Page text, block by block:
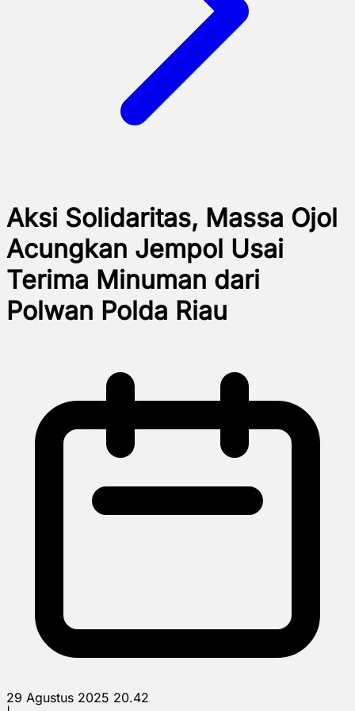
Aksi Solidaritas, Massa Ojol
Acungkan Jempol Usai
Terima Minuman dari
Polwan Polda Riau
29 Agustus 2025 20.42